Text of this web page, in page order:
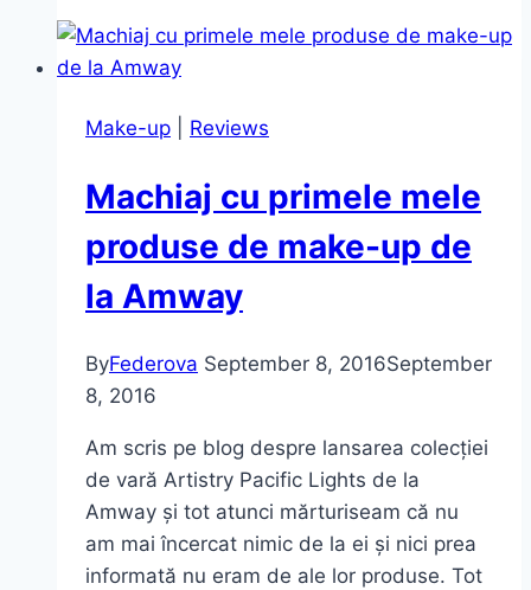
tatuaj”
Last
tint
Pupa
Milano
Make-up Reviews
Machiaj cu primele mele
produse de make-up de
la Amway
ByFederova September 8, 2016September
8, 2016
Am scris pe blog despre lansarea colecției
de vară Artistry Pacific Lights de la
Amway și tot atunci mărturiseam că nu
am mai încercat nimic de la ei și nici prea
informată nu eram de ale lor produse. Tot